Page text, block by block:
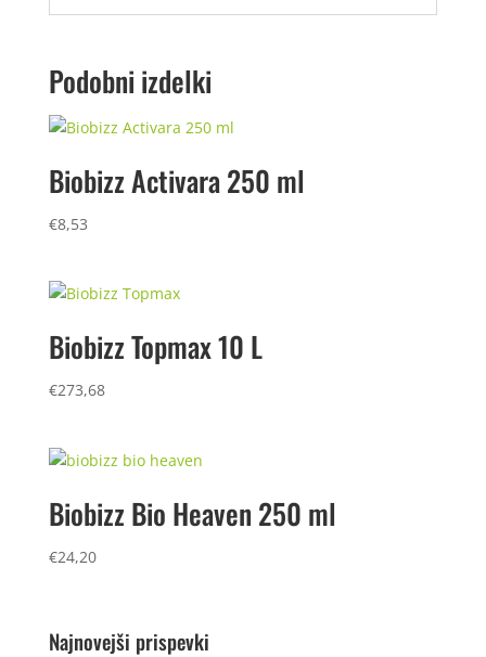
Podobni izdelki
Biobizz Activara 250 ml
€8,53
Biobizz Topmax 10 L
€273,68
Biobizz Bio Heaven 250 ml
€24,20
Najnovejši prispevki